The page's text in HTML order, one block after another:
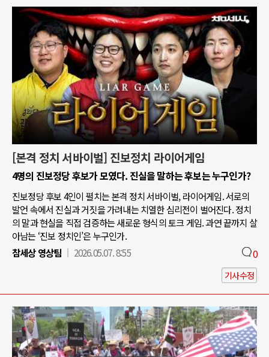
[본격 정치 서바이벌] 진보정치 라이어게임
4명의 진보정당 후보가 모였다. 진실을 말하는 후보는 누구인가?
진보정당 후보 4인이 펼치는 본격 정치 서바이벌, 라이어게임. 서로의
발언 속에서 진실과 거짓을 가려내는 치열한 심리전이 벌어진다. 정치
의 말과 현실을 직접 검증하는 새로운 형식의 토크 게임. 과연 끝까지 살
아남는 ‘진보 정치인’은 누구인가.
참세상 영상팀
2026.05.07. 8:55 0
기사수정